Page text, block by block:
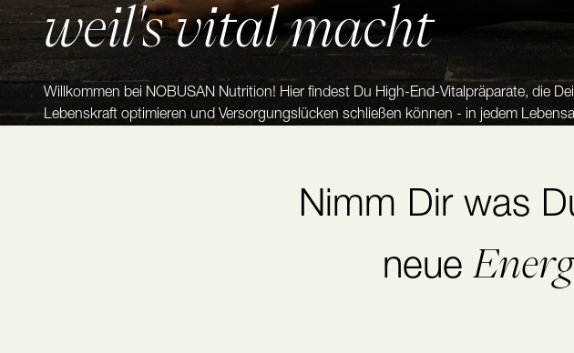
weil's vital macht
Willkommen bei NOBUSAN Nutrition! Hier findest Du High-End-Vitalpräparate, die
Lebenskraft optimieren und Versorgungslücken schließen können - in jedem
Nimm Dir was
neue